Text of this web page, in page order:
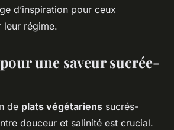
d’inspiration pour ceux
leur régime.
une saveur sucrée-
de plats végétariens sucrés-
douceur et salinité est crucial.